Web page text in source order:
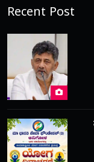
Recent Post